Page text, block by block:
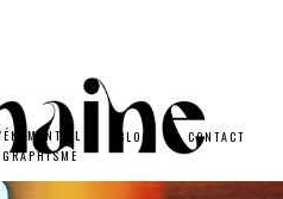
BLOG CONTACT